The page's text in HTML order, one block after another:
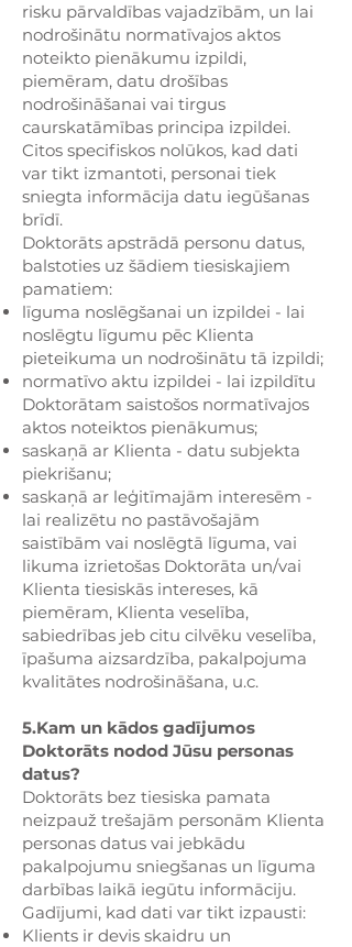
risku pārvaldības vajadzībām, un lai
nodrošinātu normatīvajos aktos
noteikto pienākumu izpildi,
piemēram, datu drošības
nodrošināšanai vai tirgus
caurskatāmības principa izpildei.
Citos specifiskos nolūkos, kad dati
var tikt izmantoti, personai tiek
sniegta informācija datu iegūšanas
brīdī.
Doktorāts apstrādā personu datus,
balstoties uz šādiem tiesiskajiem
pamatiem:
līguma noslēgšanai un izpildei - lai
noslēgtu līgumu pēc Klienta
pieteikuma un nodrošinātu tā izpildi;
normatīvo aktu izpildei - lai izpildītu
Doktorātam saistošos normatīvajos
aktos noteiktos pienākumus;
saskaņā ar Klienta - datu subjekta
piekrišanu;
saskaņā ar leģitīmajām interesēm -
lai realizētu no pastāvošajām
saistībām vai noslēgtā līguma, vai
likuma izrietošas Doktorāta un/vai
Klienta tiesiskās intereses, kā
piemēram, Klienta veselība,
sabiedrības jeb citu cilvēku veselība,
īpašuma aizsardzība, pakalpojuma
kvalitātes nodrošināšana, u.c.
5.Kam un kādos gadījumos
Doktorāts nodod Jūsu personas
datus?
Doktorāts bez tiesiska pamata
neizpauž trešajām personām Klienta
personas datus vai jebkādu
pakalpojumu sniegšanas un līguma
darbības laikā iegūtu informāciju.
Gadījumi, kad dati var tikt izpausti:
Klients ir devis skaidru un